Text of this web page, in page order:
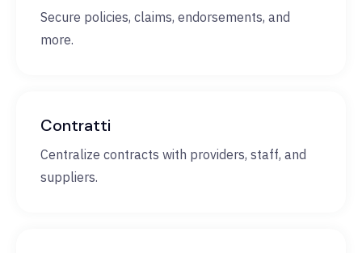
Secure policies, claims, endorsements, and
more.
Contratti
Centralize contracts with providers, staff, and
suppliers.